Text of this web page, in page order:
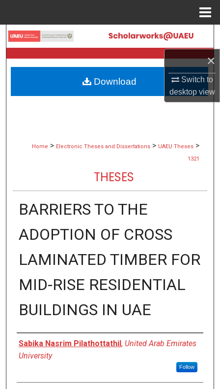
×
Switch to
desktopview
Search
Browse Collections
My Account
Home > Electronic Theses and Dissertations > UAEU Theses >
1321
THESES
BARRIERS TO THE
ADOPTION OF CROSS
LAMINATED TIMBER FOR
MID-RISE RESIDENTIAL
BUILDINGS IN UAE
Author
Sabika Nasrim Pilathottathil , United Arab Emirates
University
Follow
Download